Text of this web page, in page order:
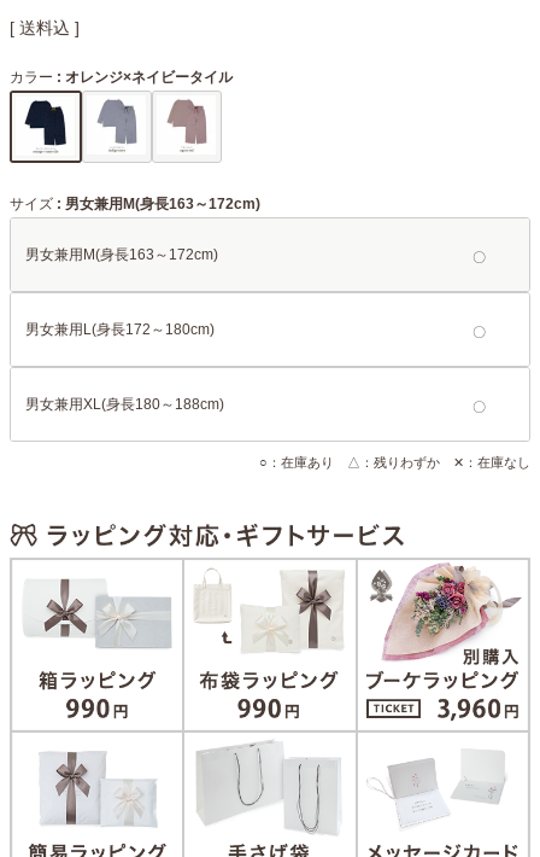
送料込
サイズ 男女兼用M(身長163～172cm)
男女兼用M(身長163～172cm)
男女兼用L(身長172～180cm)
男女兼用XL(身長180～188cm)
○：在庫あり △：残りわずか ✕：在庫なし
カラー オレンジ×ネイビータイル